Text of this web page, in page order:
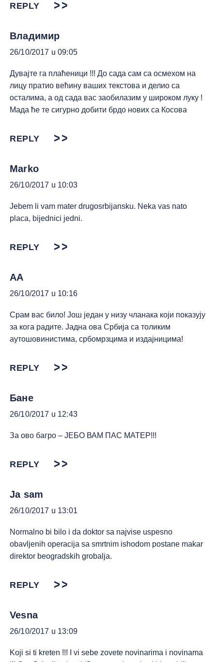
REPLY
Владимир
26/10/2017 u 09:05
Дувајте га плаћеници !!! До сада сам са осмехом на
лицу пратио већину ваших текстова и делио са
осталима, а од сада вас заобилазим у широком луку !
Мада ће те сигурно добити брдо нових са Косова
REPLY
Marko
26/10/2017 u 10:03
Jebem li vam mater drugosrbijansku. Neka vas nato
placa, bijednici jedni.
REPLY
AA
26/10/2017 u 10:16
Срам вас било! Још један у низу чланака који показују
за кога радите. Јадна ова Србија са толиким
аутошовинистима, србомрзцима и издајницима!
REPLY
Бане
26/10/2017 u 12:43
За ово багро – ЈЕБО ВАМ ПАС МАТЕР!!!
REPLY
Ja sam
26/10/2017 u 13:01
Normalno bi bilo i da doktor sa najvise uspesno
obavljenih operacija sa smrtnim ishodom postane makar
direktor beogradskih grobalja.
REPLY
Vesna
26/10/2017 u 13:09
Koji si ti kreten !!! I vi sebe zovete novinarima i novinama